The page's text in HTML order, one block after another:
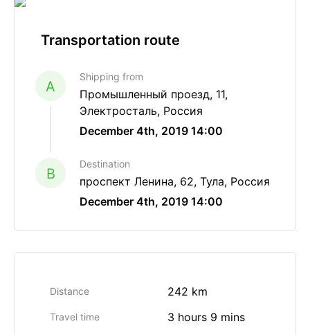
Transportation route
A
Shipping from
Промышленный проезд, 11,
Электросталь, Россия
December 4th, 2019 14:00
B
Destination
проспект Ленина, 62, Тула, Россия
December 4th, 2019 14:00
Distance 242 km
Travel time 3 hours 9 mins